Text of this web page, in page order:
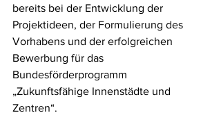
bereits bei der Entwicklung der
Projektideen, der Formulierung des
Vorhabens und der erfolgreichen
Bewerbung für das
Bundesförderprogramm
„Zukunftsfähige Innenstädte und
Zentren“.